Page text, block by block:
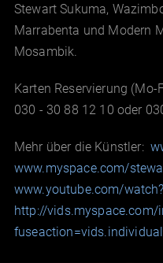
Stewart Sukuma,
Marrabenta und Modern
Mosambik.
Karten Reservierung
030 - 30 88 12 10 oder
Mehr über die Künstler:
www.myspace.com/
www.youtube.com/
http://vids.myspace.com/